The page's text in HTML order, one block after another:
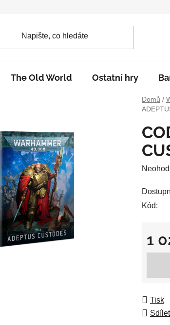
The Old World Ostatní hry
Domů /
je
Kód:
1
Měrná
Tisk
Sdílet